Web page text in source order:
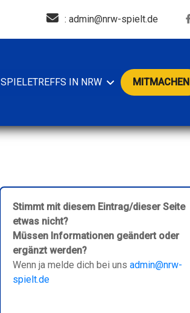
: admin@nrw-spielt.de
SPIELETREFFS IN NRW MITMACHEN
Stimmt mit diesem Eintrag/dieser Seite
etwas nicht?
Müssen Informationen geändert oder
ergänzt werden?
Wenn ja melde dich bei uns admin@nrw-
spielt.de